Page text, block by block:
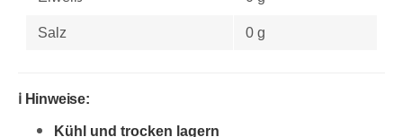
Salz 0 g
ℹ️ Hinweise:
Kühl und trocken lagern